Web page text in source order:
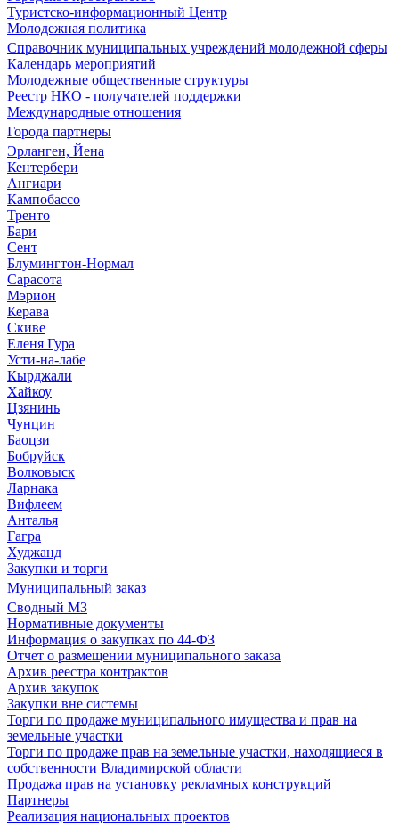
Туристско-информационный Центр
Молодежная политика
Справочник муниципальных учреждений молодежной сферы
Календарь мероприятий
Молодежные общественные структуры
Реестр НКО - получателей поддержки
Международные отношения
Города партнеры
Эрланген, Йена
Кентербери
Ангиари
Кампобассо
Тренто
Бари
Сент
Блумингтон-Нормал
Сарасота
Мэрион
Керава
Скиве
Еленя Гура
Усти-на-лабе
Кырджали
Хайкоу
Цзянинь
Чунцин
Баоцзи
Бобруйск
Волковыск
Ларнака
Вифлеем
Анталья
Гагра
Худжанд
Закупки и торги
Муниципальный заказ
Сводный МЗ
Нормативные документы
Информация о закупках по 44-ФЗ
Отчет о размещении муниципального заказа
Архив реестра контрактов
Архив закупок
Закупки вне системы
Торги по продаже муниципального имущества и прав на
земельные участки
Торги по продаже прав на земельные участки, находящиеся в
собственности Владимирской области
Продажа прав на установку рекламных конструкций
Партнеры
Реализация национальных проектов